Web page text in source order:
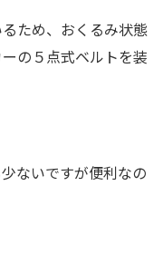
ため、おくるみ状態
の５点式ベルトを装
ないですが便利なの